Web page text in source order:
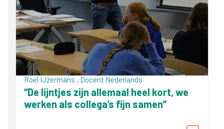
Roel IJzermans , Docent Nederlands
“De lijntjes zijn allemaal heel kort, we
werken als collega’s fijn samen”